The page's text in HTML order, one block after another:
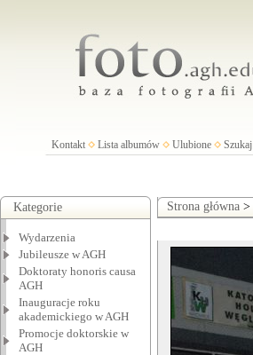
Kontakt Lista albumów Ulubione Szukaj
Kategorie
Wydarzenia
Jubileusze w AGH
Doktoraty honoris causa
AGH
Inauguracje roku
akademickiego w AGH
Promocje doktorskie w
AGH
Strona główna >